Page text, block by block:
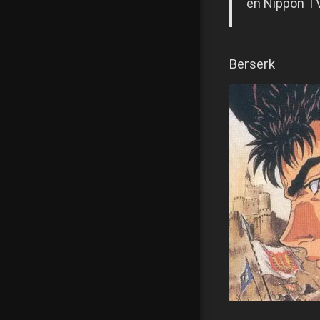
Berserk